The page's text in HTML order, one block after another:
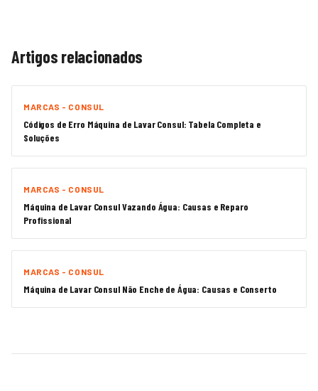
Artigos relacionados
MARCAS - CONSUL
Códigos de Erro Máquina de Lavar Consul: Tabela Completa e
Soluções
MARCAS - CONSUL
Máquina de Lavar Consul Vazando Água: Causas e Reparo
Profissional
MARCAS - CONSUL
Máquina de Lavar Consul Não Enche de Água: Causas e Conserto